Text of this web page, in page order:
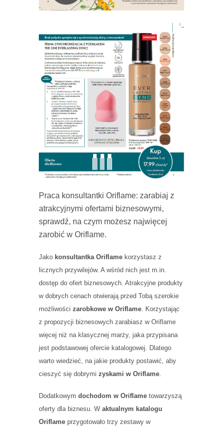
Praca konsultantki Oriflame: zarabiaj z
atrakcyjnymi ofertami biznesowymi,
sprawdź, na czym możesz najwięcej
zarobić w Oriflame.
Jako konsultantka Oriflame korzystasz z
licznych przywilejów. A wśród nich jest m.in.
dostęp do ofert biznesowych. Atrakcyjne produkty
w dobrych cenach otwierają przed Tobą szerokie
możliwości zarobkowe w Oriflame . Korzystając
z propozycji biznesowych zarabiasz w Oriflame
więcej niż na klasycznej marży, jaka przypisana
jest podstawowej ofercie katalogowej. Dlatego
warto wiedzieć, na jakie produkty postawić, aby
cieszyć się dobrymi zyskami w Oriflame
Dodatkowym dochodom w Oriflame towarzyszą
oferty dla biznesu. W aktualnym katalogu
Oriflame przygotowało trzy zestawy w